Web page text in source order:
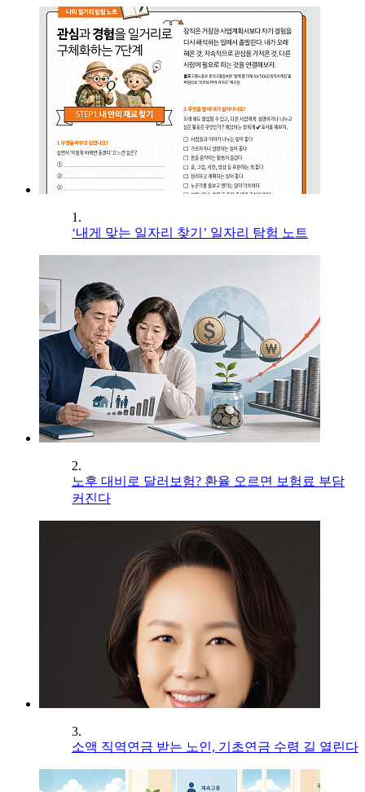
1.
‘내게 맞는 일자리 찾기’ 일자리 탐험 노트
2.
노후 대비로 달러보험? 환율 오르면 보험료 부담
커진다
3.
소액 직역연금 받는 노인, 기초연금 수령 길 열린다